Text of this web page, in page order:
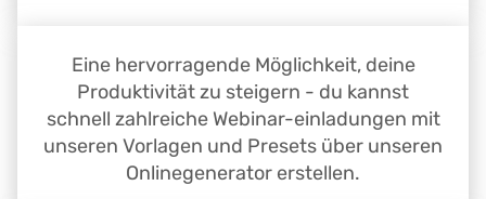
Eine hervorragende Möglichkeit, deine
Produktivität zu steigern - du kannst
schnell zahlreiche Webinar-einladungen mit
unseren Vorlagen und Presets über unseren
Onlinegenerator erstellen.